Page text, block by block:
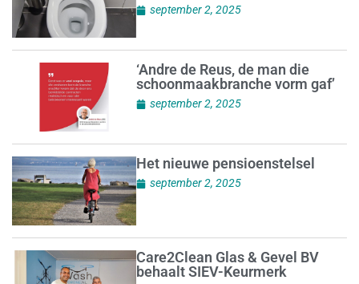
september 2, 2025
‘Andre de Reus, de man die
schoonmaakbranche vorm gaf’
september 2, 2025
Het nieuwe pensioenstelsel
september 2, 2025
Care2Clean Glas & Gevel BV
behaalt SIEV-Keurmerk